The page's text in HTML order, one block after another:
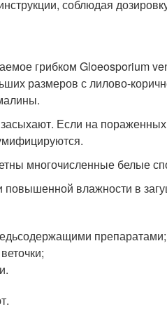
соблюдая
грибком Gloeosporium
размеров с лилово-
Если на
многочисленные белые
повышенной влажности в
препаратами;